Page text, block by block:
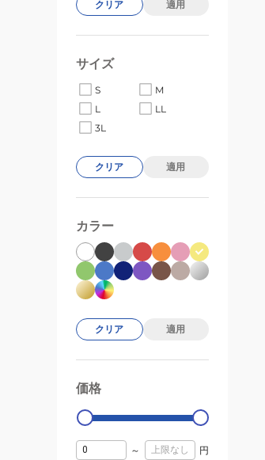
クリア 適用
サイズ
S
M
L
LL
3L
クリア 適用
カラー
クリア 適用
価格
0
～ 円